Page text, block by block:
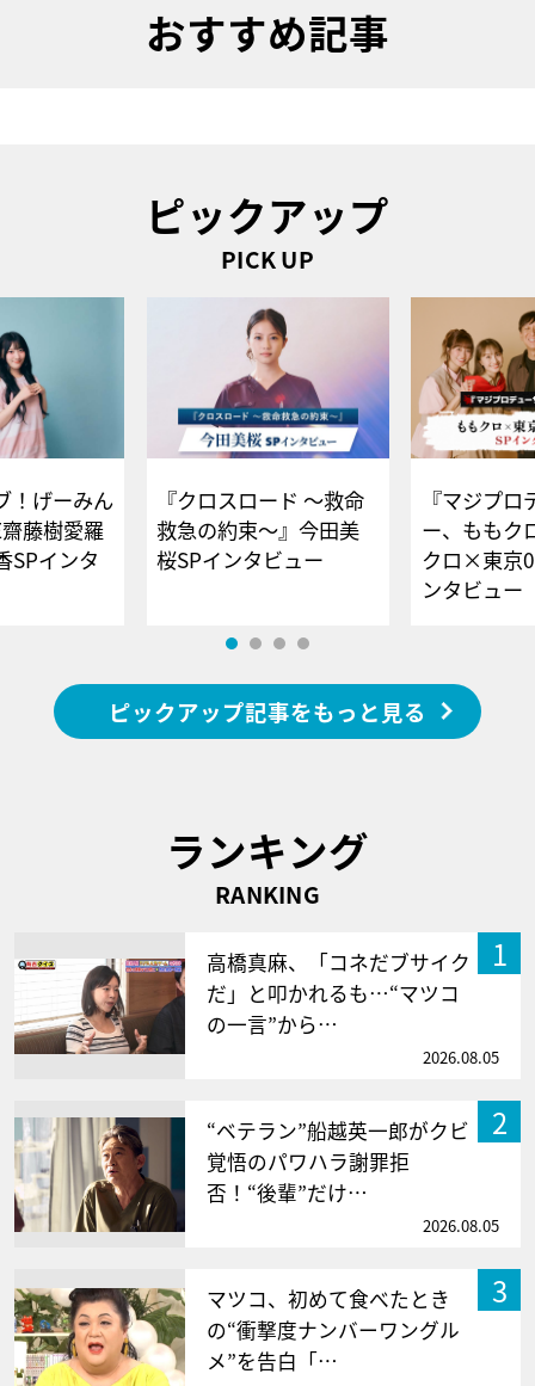
おすすめ記事
ピックアップ
PICK UP
！げーみん
藤樹愛羅
SPインタ
『クロスロード ～救命
救急の約束～』今田美
桜SPインタビュー
『マジプロ
ー、ももク
クロ×東京
ンタビュー
ピックアップ記事をもっと見る
ランキング
RANKING
1
高橋真麻、「コネだブサイク
だ」と叩かれるも…“マツコ
の一言”から…
2026.08.05
2
“ベテラン”船越英一郎がクビ
覚悟のパワハラ謝罪拒
否！“後輩”だけ…
2026.08.05
3
マツコ、初めて食べたとき
の“衝撃度ナンバーワングル
メ”を告白「…